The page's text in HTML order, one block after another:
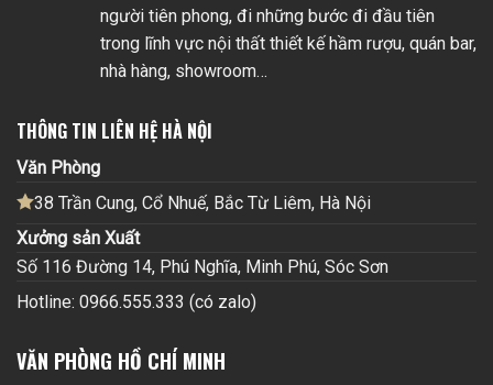
người tiên phong, đi những bước đi đầu tiên
trong lĩnh vực nội thất thiết kế hầm rượu, quán bar,
nhà hàng, showroom…
THÔNG TIN LIÊN HỆ HÀ NỘI
Văn Phòng
38 Trần Cung, Cổ Nhuế, Bắc Từ Liêm, Hà Nội
Xưởng sản Xuất
Số 116 Đường 14, Phú Nghĩa, Minh Phú, Sóc Sơn
Hotline: 0966.555.333 (có zalo)
VĂN PHÒNG HỒ CHÍ MINH